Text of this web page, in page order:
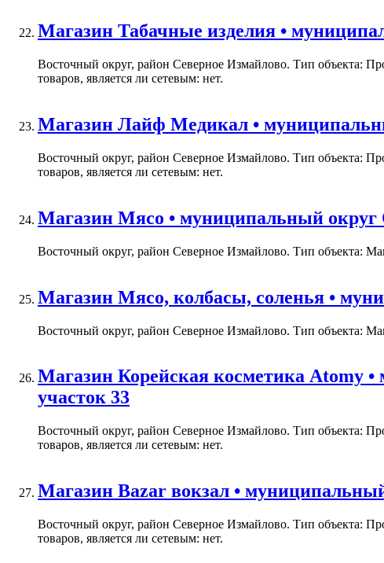
Магазин Табачные изделия •
Восточный округ, район Северное Измайлово. Тип объекта:
товаров, является ли сетевым: нет.
Магазин Лайф Медикал •
Восточный округ, район Северное Измайлово. Тип объекта:
товаров, является ли сетевым: нет.
Магазин Мясо • муниципальный округ
Восточный округ, район Северное Измайлово. Тип объекта:
Магазин Мясо, колбасы, соленья •
Восточный округ, район Северное Измайлово. Тип объекта:
Магазин Корейская косметика Atomy
участок 33
Восточный округ, район Северное Измайлово. Тип объекта:
товаров, является ли сетевым: нет.
Магазин Bazar вокзал •
Восточный округ, район Северное Измайлово. Тип объекта:
товаров, является ли сетевым: нет.